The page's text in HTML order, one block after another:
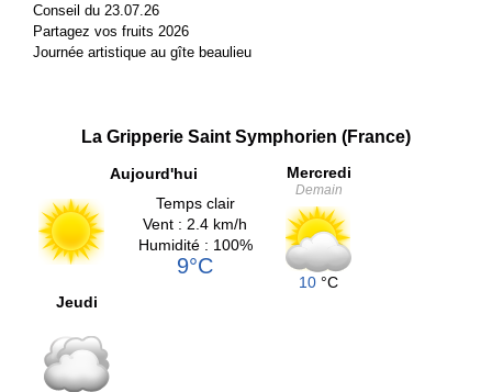
Conseil du 23.07.26
Partagez vos fruits 2026
Journée artistique au gîte beaulieu
La Gripperie Saint Symphorien (France)
Aujourd'hui
Temps clair
Vent : 2.4 km/h
Humidité : 100%
9°C
Mercredi
Demain
10 °C
Jeudi